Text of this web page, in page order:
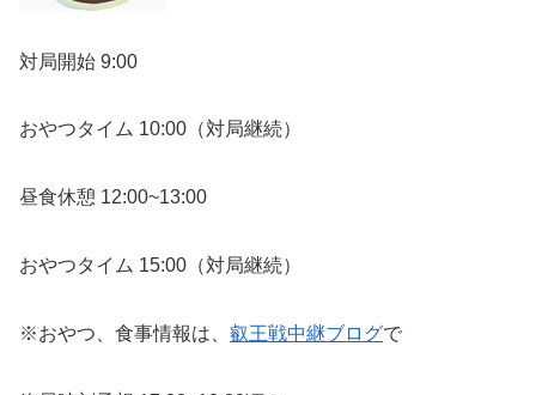
対局開始 9:00
おやつタイム 10:00（対局継続）
昼食休憩 12:00~13:00
おやつタイム 15:00（対局継続）
※おやつ、食事情報は、 叡王戦中継ブログで